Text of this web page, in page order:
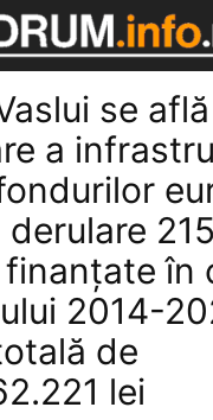
se
a
215
în
2014-
de
lei